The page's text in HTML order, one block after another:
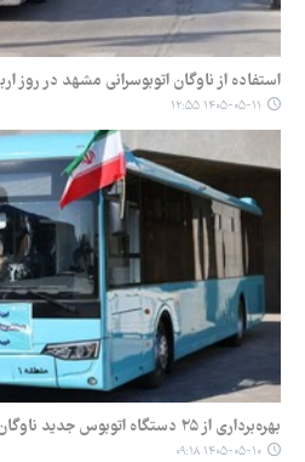
استفاده از ناوگان اتوبوسرانی مشهد در روز
۱۴۰۵-۰۵-۱۱ ۱۲:۵۵
بهره‌برداری از ۲۵ دستگاه اتوبوس جدید ناوگان سازمان اتوبوسرانی مشهد
۱۴۰۵-۰۵-۱۰ ۰۹:۱۸